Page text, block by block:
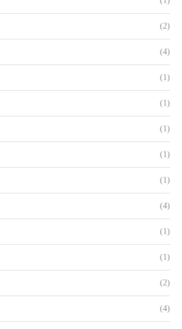
(2)
(4)
(1)
(1)
(1)
(1)
(1)
(4)
(1)
(1)
(2)
(4)